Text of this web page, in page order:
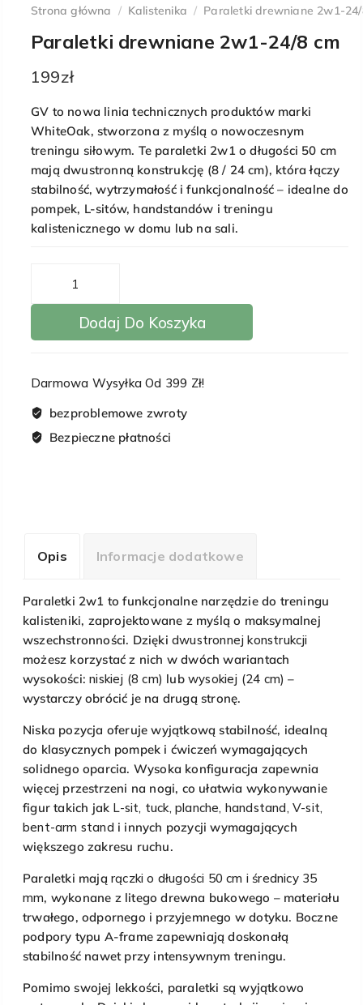
Strona główna / Kalistenika / Paraletki drewniane 2w1-
Paraletki drewniane 2w1-24/8 cm
199zł
GV to nowa linia technicznych produktów marki
WhiteOak, stworzona z myślą o nowoczesnym
treningu siłowym. Te paraletki 2w1 o długości 50 cm
mają dwustronną konstrukcję (8 / 24 cm), która łączy
stabilność, wytrzymałość i funkcjonalność – idealne do
pompek, L-sitów, handstandów i treningu
kalistenicznego w domu lub na sali.
Paraletki
drewniane
Dodaj Do Koszyka
Darmowa Wysyłka Od 399 Zł!
bezproblemowe zwroty
Bezpieczne płatności
Opis Informacje dodatkowe
Paraletki 2w1 to funkcjonalne narzędzie do treningu
kalisteniki, zaprojektowane z myślą o maksymalnej
wszechstronności. Dzięki dwustronnej konstrukcji
możesz korzystać z nich w dwóch wariantach
wysokości:niskiej (8 cm) lubwysokiej (24 cm) –
wystarczy obrócić je na drugą stronę.
Niska pozycja oferuje wyjątkową stabilność, idealną
do klasycznych pompek i ćwiczeń wymagających
solidnego oparcia. Wysoka konfiguracja zapewnia
więcej przestrzeni na nogi, co ułatwia wykonywanie
figur takich jak L-sit, tuck, planche, handstand, V-sit,
bent-arm stand i innych pozycji wymagających
większego zakresu ruchu.
Paraletki mają rączki o długości 50 cm i średnicy 35
mm, wykonane z litego drewna bukowego – materiału
trwałego, odpornego i przyjemnego w dotyku. Boczne
podpory typu A-frame zapewniają doskonałą
stabilność nawet przy intensywnym treningu.
Pomimo swojej lekkości, paraletki są wyjątkowo